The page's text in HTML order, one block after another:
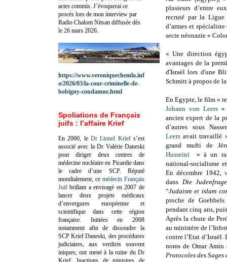
plusieurs d’entre
recruté par la Ligue
d’armes et
secte néonazie «
« Une direction
avantages de la
d'Israël lors d'une
Schmitt à propos de
En Egypte, le film «
Johann von Leers »
ancien expert de la
d’autres sous
Leers avait travaillé
grand mufti de
Husseini « à un
national-socialisme
En décembre 1942,
dans Die Judenfrage
“Judaism et islam
proche de
pendant cinq ans,
Après la chute de
au ministère de
contre l’Etat
noms de Omar
Protocoles des Sages
actes commis. J’évoquerai ce
procès lors de mon interview par
Radio Chalom Nitsan diffusée dès
le 26 mars 2026.
https://www.veroniquechemla.inf
o/2026/03/la-cour-criminelle-de-
bobigny-condamne.html
Spoliations de Français
juifs : l’affaire Krief
En 2000, le Dr Lionel Kriefs’est
associé avec la Dr Valérie Daneski
pour diriger deux centres de
médecine nucléaire en Picardie dans
le cadre d’une SCP. Réputé
mondialement, ce médecin Français
Juif brillant a envisagé en 2007 de
lancer deux projets médicaux
d’envergures européenne et
scientifique dans cette région
française. Initiées en 2008
notamment afin de dissoudre la
SCP Krief Daneski, des procédures
judiciaires, aux verdicts souvent
iniques, ont mené à la ruine du Dr
Krief.Inactions de ministres de